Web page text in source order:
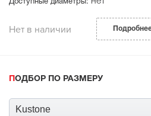
Доступные диаметры:
Нет в наличии
ПОДБОР ПО РАЗМЕРУ
Kustone